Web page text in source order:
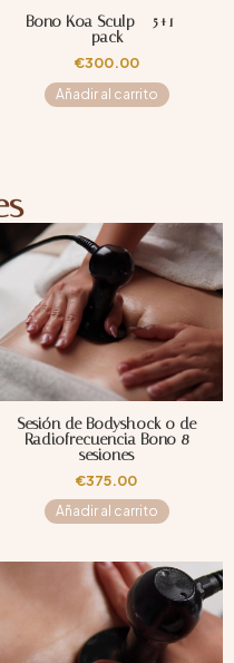
Bono Koa Sculp – 5+1 –
pack
€300.00
Añadir al carrito
Sesión de Bodyshock o de
Radiofrecuencia Bono 8
sesiones
€375.00
Añadir al carrito